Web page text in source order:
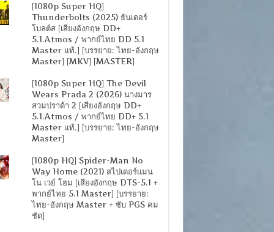
[1080p Super HQ]
Thunderbolts (2025) ธันเดอร์
โบลต์ส [เสียงอังกฤษ DD+
5.1.Atmos / พากย์ไทย DD 5.1
Master แท้.] [บรรยาย: ไทย-อังกฤษ
Master] [MKV] [MASTER]
[1080p Super HQ] The Devil
Wears Prada 2 (2026) นางมาร
สวมปราด้า 2 [เสียงอังกฤษ DD+
5.1.Atmos / พากย์ไทย DD+ 5.1
Master แท้.] [บรรยาย: ไทย-อังกฤษ
Master]
[1080p HQ] Spider-Man No
Way Home (2021) สไปเดอร์แมน
โน เวย์ โฮม [เสียงอังกฤษ DTS-5.1 +
พากย์ไทย 5.1 Master] [บรรยาย:
ไทย-อังกฤษ Master + ซับ PGS คม
ชัด]